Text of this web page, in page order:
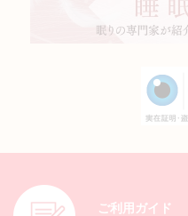
ご利用ガイド